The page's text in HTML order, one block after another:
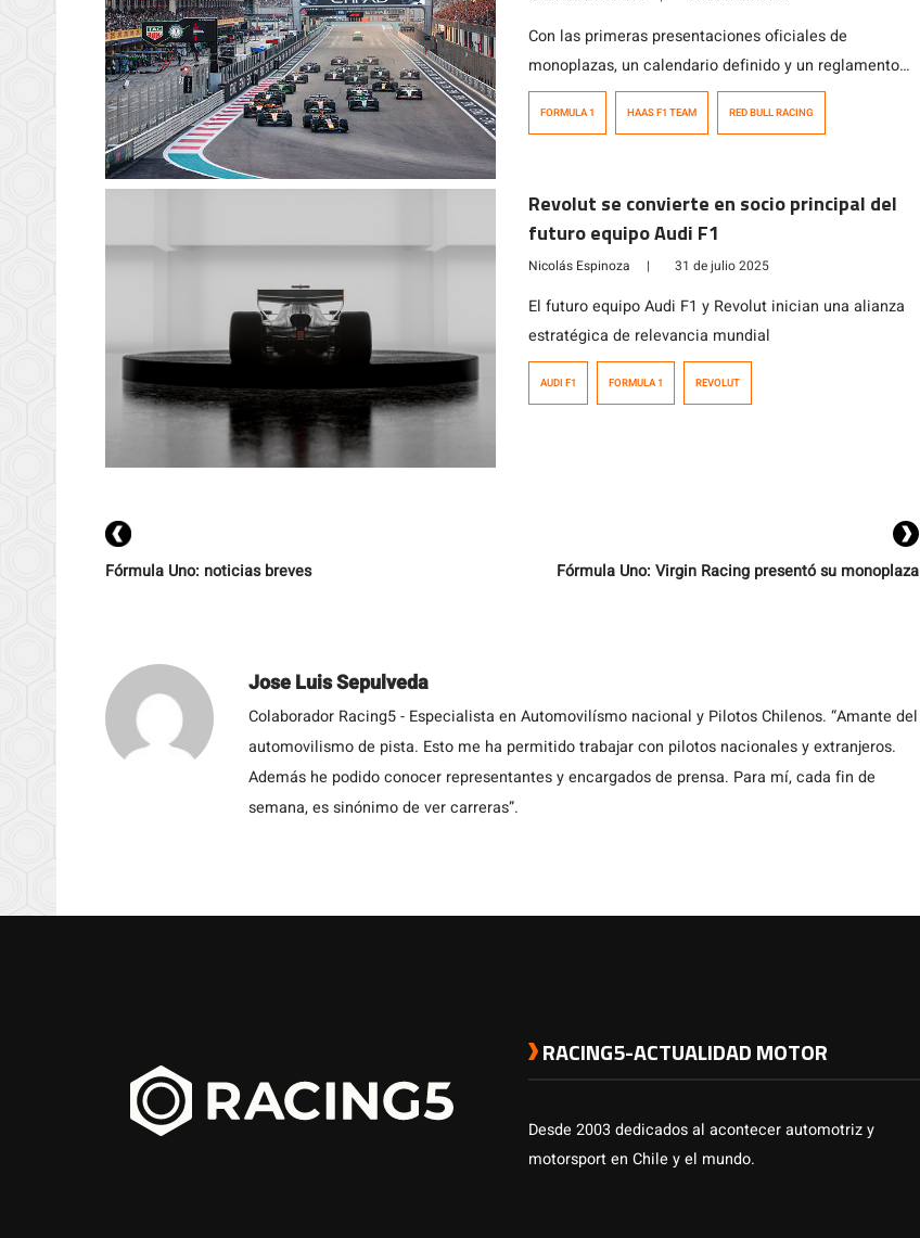
Con las primeras presentaciones oficiales de
monoplazas, un calendario definido y un reglamento
técnico que marcará un antes y un después, la
2026: Red Bull y Haas marcan el pulso La […]
FORMULA 1 HAAS F1 TEAM RED BULL RACING
Revolut se convierte en socio principal del
futuro equipo Audi F1
Nicolás Espinoza | 31 de julio 2025
El futuro equipo Audi F1 y Revolut inician una alianza
estratégica de relevancia mundial
AUDI F1 FORMULA 1 REVOLUT
Fórmula Uno: noticias breves Fórmula Uno: Virgin Racing presentó su monoplaza
Jose Luis Sepulveda
Colaborador Racing5 - Especialista en Automovilísmo nacional y Pilotos Chilenos. “Amante del
automovilismo de pista. Esto me ha permitido trabajar con pilotos nacionales y extranjeros.
Además he podido conocer representantes y encargados de prensa. Para mí, cada fin de
semana, es sinónimo de ver carreras”.
RACING5-ACTUALIDAD MOTOR
Desde 2003 dedicados al acontecer automotriz y
motorsport en Chile y el mundo.